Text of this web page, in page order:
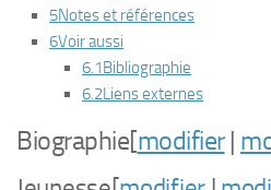
5Notes et références
6Voir aussi
6.1Bibliographie
6.2Liens externes
Biographie[modifier|